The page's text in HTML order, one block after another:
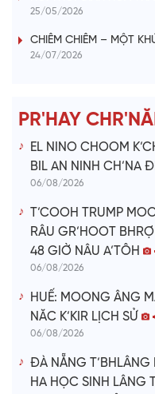
25/05/2026
CHIÊM CHIÊM – MỘT
24/07/2026
PR'HAY
EL NINO CHOOM
BIL AN NINH CH’NA
06/08/2026
T’COOH TRUMP
RÂU GR’HOOT
48 GIỜ NÂU A’TÔH
06/08/2026
HUẾ: MOONG ÂNG
NĂC K’KIR LỊCH SỬ
06/08/2026
ĐÀ NẴNG
HA HỌC SINH LÂNG